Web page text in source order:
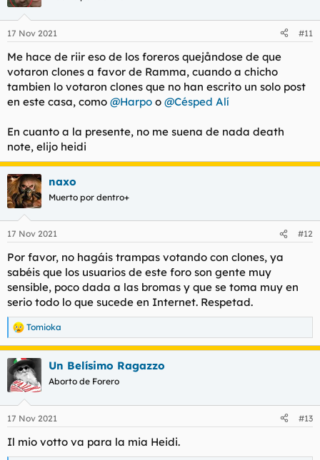
i
e
:
17 Nov 2021 #11
Me hace de riir eso de los foreros quejåndose de que
votaron clones a favor de Ramma, cuando a chicho
tambien lo votaron clones que no han escrito un solo post
en este casa, como @Harpo o @Césped Alí
En cuanto a la presente, no me suena de nada death
note, elijo heidi
naxo
Muerto por dentro+
17 Nov 2021 #12
Por favor, no hagáis trampas votando con clones, ya
sabéis que los usuarios de este foro son gente muy
sensible, poco dada a las bromas y que se toma muy en
serio todo lo que sucede en Internet. Respetad.
R
e
a
c
c
i
e
:
Tomioka
Un Belísimo Ragazzo
Aborto de Forero
17 Nov 2021 #13
Il mio votto va para la mia Heidi.